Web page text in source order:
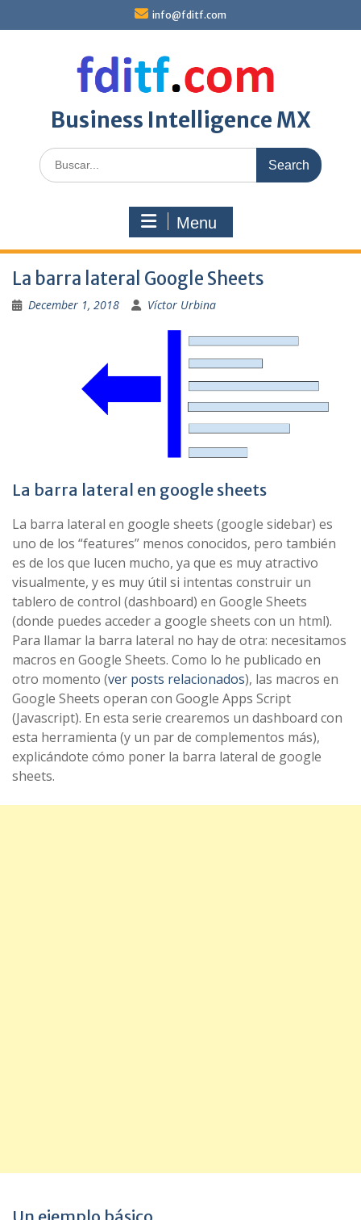
info@fditf.com
Business Intelligence MX
Search
for:
Menu
La barra lateral Google Sheets
December 1, 2018 Víctor Urbina
La barra lateral en google sheets
La barra lateral en google sheets (google sidebar) es
uno de los “features” menos conocidos, pero también
es de los que lucen mucho, ya que es muy atractivo
visualmente, y es muy útil si intentas construir un
tablero de control (dashboard) en Google Sheets
(donde puedes acceder a google sheets con un html).
Para llamar la barra lateral no hay de otra: necesitamos
macros en Google Sheets. Como lo he publicado en
otro momento (ver posts relacionados), las macros en
Google Sheets operan con Google Apps Script
(Javascript). En esta serie crearemos un dashboard con
esta herramienta (y un par de complementos más),
explicándote cómo poner la barra lateral de google
sheets.